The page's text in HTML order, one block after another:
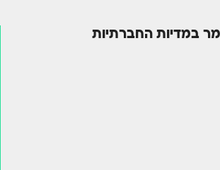
במדיות החברתיות